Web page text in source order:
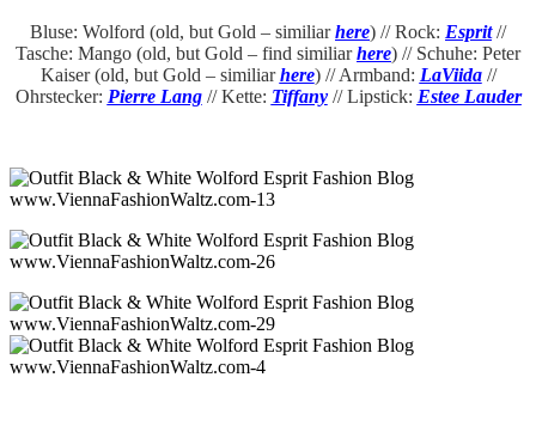
Bluse: Wolford (old, but Gold – similiarhere) // Rock: Esprit//
Tasche: Mango (old, but Gold – find similiarhere) // Schuhe: Peter
Kaiser (old, but Gold – similiarhere) // Armband: LaViida//
Ohrstecker: Pierre Lang// Kette: Tiffany// Lipstick: Estee Lauder